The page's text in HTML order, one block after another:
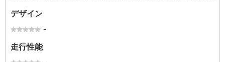
デザイン
-
走行性能